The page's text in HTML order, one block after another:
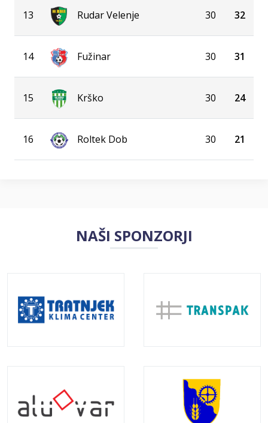
13 Rudar Velenje 30 32
14 Fužinar 30 31
15 Krško 30 24
16 Roltek Dob 30 21
NAŠI SPONZORJI